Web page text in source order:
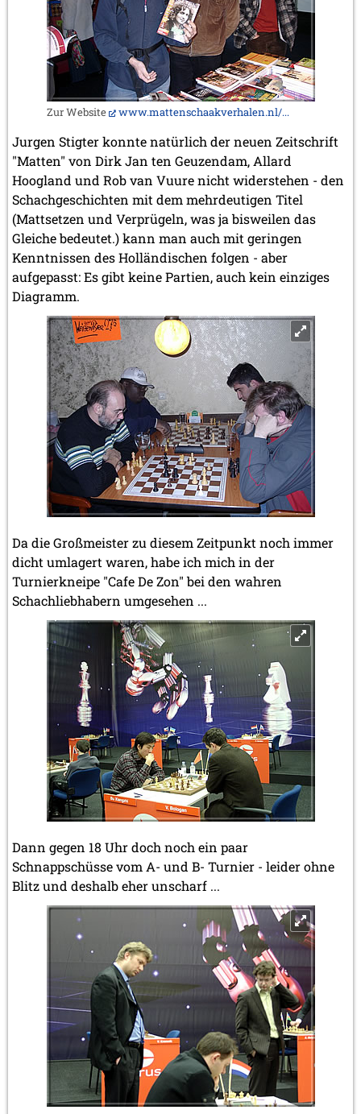
Zur Website www.mattenschaakverhalen.nl/...
Jurgen Stigter konnte natürlich der neuen Zeitschrift
"Matten" von Dirk Jan ten Geuzendam, Allard
Hoogland und Rob van Vuure nicht widerstehen - den
Schachgeschichten mit dem mehrdeutigen Titel
(Mattsetzen und Verprügeln, was ja bisweilen das
Gleiche bedeutet.) kann man auch mit geringen
Kenntnissen des Holländischen folgen - aber
aufgepasst: Es gibt keine Partien, auch kein einziges
Diagramm.
Da die Großmeister zu diesem Zeitpunkt noch immer
dicht umlagert waren, habe ich mich in der
Turnierkneipe "Cafe De Zon" bei den wahren
Schachliebhabern umgesehen ...
Dann gegen 18 Uhr doch noch ein paar
Schnappschüsse vom A- und B- Turnier - leider ohne
Blitz und deshalb eher unscharf ...